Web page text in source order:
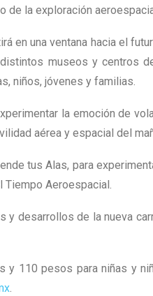
de la exploración
en una ventana hacia el
museos y centros
niños, jóvenes y familias.
la emoción de
aérea y espacial del
tus Alas, para
Tiempo Aeroespacial.
desarrollos de la nueva
110 pesos para niñas y
.